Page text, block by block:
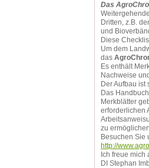
Das
Dritten, z.B.
und
Diese
Um dem
das
Es enthält
Nachweise
Der Aufbau
Das
Merkblätter
erforderlichen
zu
Besuchen Sie
http://
Ich freue
DI Stephan